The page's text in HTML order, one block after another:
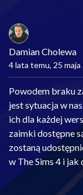
Damian Cholewa
4 lata temu, 25 maja
Powodem braku
jest sytuacja w
ich dla każdej
zaimki dostępne
zostaną
w The Sims 4 i jak